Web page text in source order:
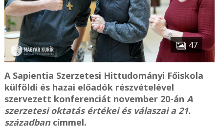
47
A Sapientia Szerzetesi Hittudományi Főiskola
külföldi és hazai előadók részvételével
szervezett konferenciát november 20-án A
szerzetesi oktatás értékei és válaszai a 21.
századbancímmel.